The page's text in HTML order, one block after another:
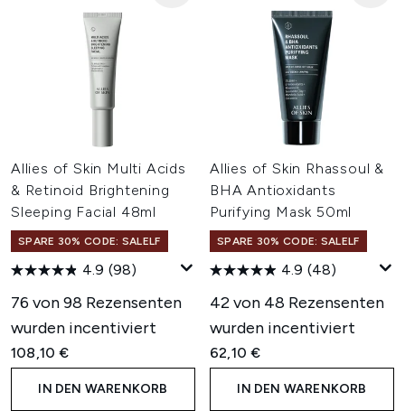
Allies of Skin Multi Acids
& Retinoid Brightening
Sleeping Facial 48ml
SPARE 30% CODE: SALELF
4.9 (98)
76 von 98 Rezensenten
wurden incentiviert
108,10 €
IN DEN WARENKORB
Allies of Skin Rhassoul &
BHA Antioxidants
Purifying Mask 50ml
SPARE 30% CODE: SALELF
4.9 (48)
42 von 48 Rezensenten
wurden incentiviert
62,10 €
IN DEN WARENKORB